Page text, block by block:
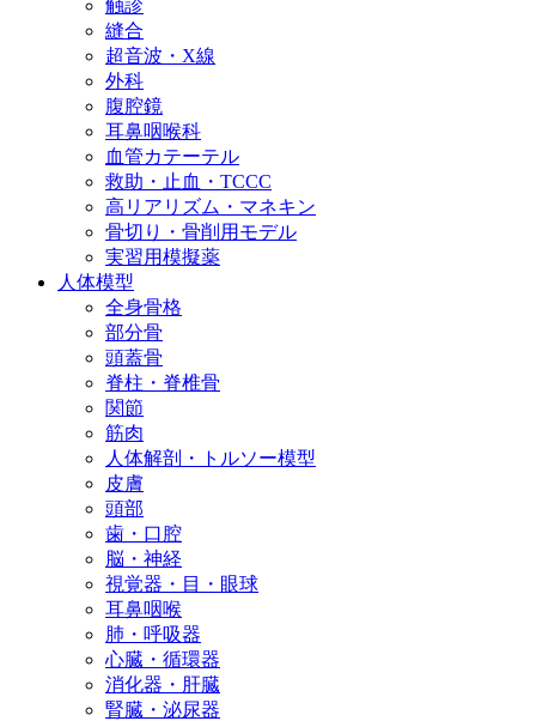
触診
縫合
超音波・X線
外科
腹腔鏡
耳鼻咽喉科
血管カテーテル
救助・止血・TCCC
高リアリズム・マネキン
骨切り・骨削用モデル
実習用模擬薬
人体模型
全身骨格
部分骨
頭蓋骨
脊柱・脊椎骨
関節
筋肉
人体解剖・トルソー模型
皮膚
頭部
歯・口腔
脳・神経
視覚器・目・眼球
耳鼻咽喉
肺・呼吸器
心臓・循環器
消化器・肝臓
腎臓・泌尿器